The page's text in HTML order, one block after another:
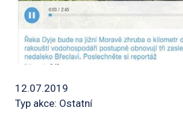
12.07.2019
Typ akce: Ostatní